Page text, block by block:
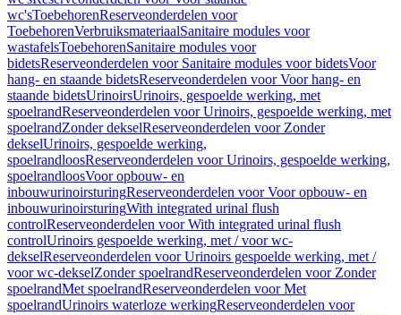
wc'sToebehorenReserveonderdelen voor
ToebehorenVerbruiksmateriaalSanitaire modules voor
wastafelsToebehorenSanitaire modules voor
bidetsReserveonderdelen voor Sanitaire modules voor bidetsVoor
hang- en staande bidetsReserveonderdelen voor Voor hang- en
staande bidetsUrinoirsUrinoirs, gespoelde werking, met
spoelrandReserveonderdelen voor Urinoirs, gespoelde werking, met
spoelrandZonder dekselReserveonderdelen voor Zonder
dekselUrinoirs, gespoelde werking,
spoelrandloosReserveonderdelen voor Urinoirs, gespoelde werking,
spoelrandloosVoor opbouw- en
inbouwurinoirsturingReserveonderdelen voor Voor opbouw- en
inbouwurinoirsturingWith integrated urinal flush
controlReserveonderdelen voor With integrated urinal flush
controlUrinoirs gespoelde werking, met / voor wc-
dekselReserveonderdelen voor Urinoirs gespoelde werking, met /
voor wc-dekselZonder spoelrandReserveonderdelen voor Zonder
spoelrandMet spoelrandReserveonderdelen voor Met
spoelrandUrinoirs waterloze werkingReserveonderdelen voor